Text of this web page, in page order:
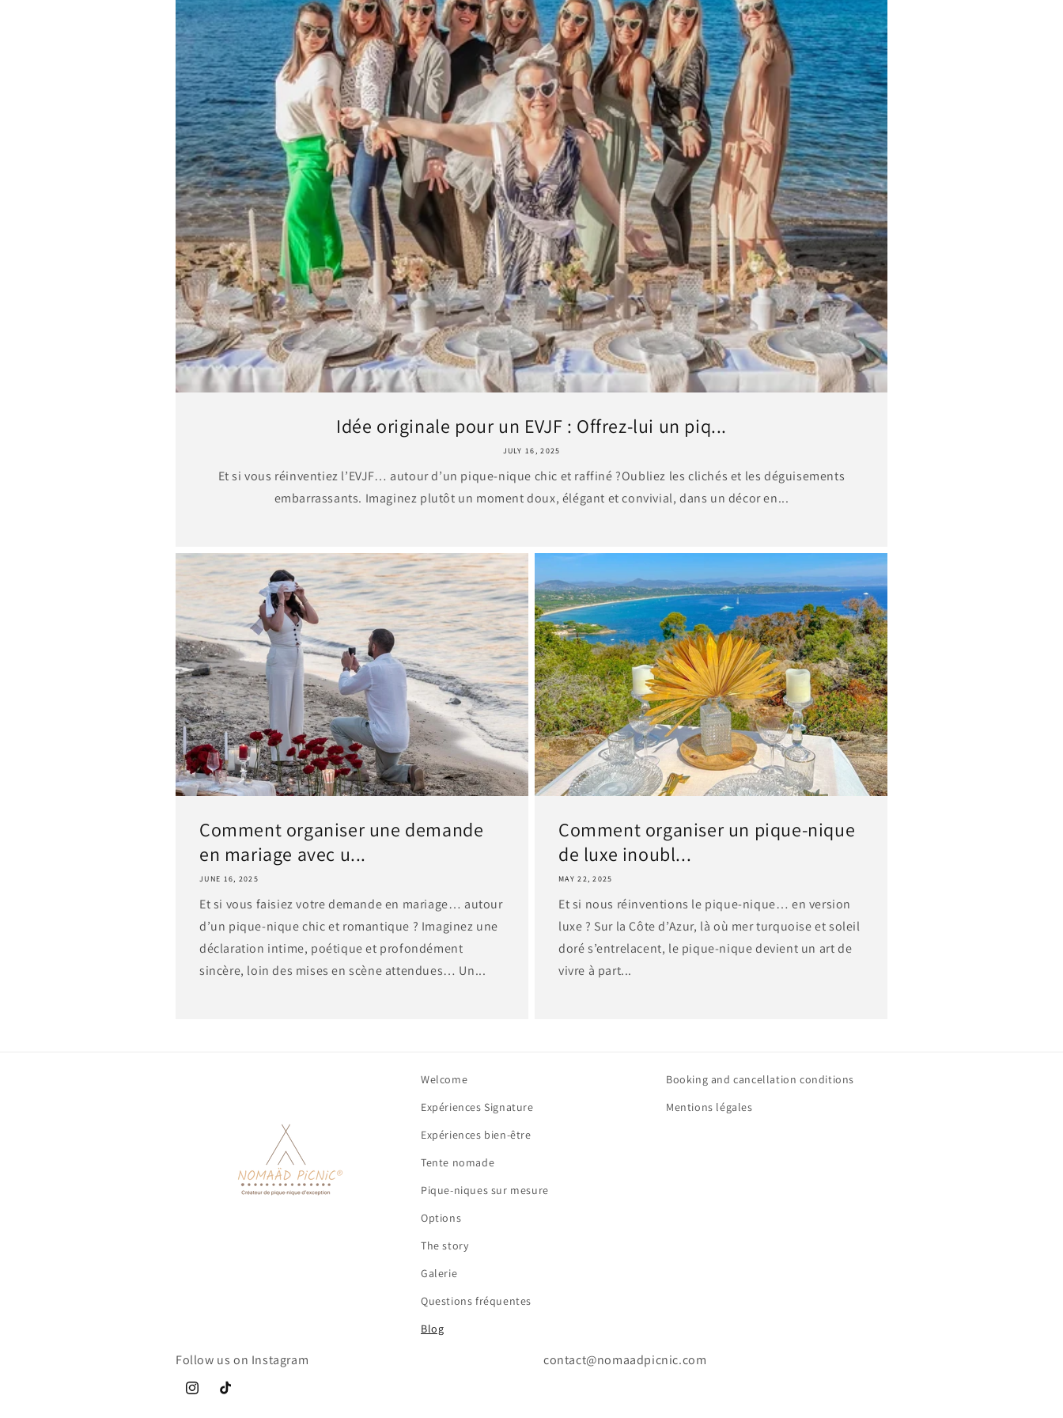
Idée originale pour un EVJF : Offrez-lui un piq...
JULY 16, 2025
Et si vous réinventiez l’EVJF… autour d’un pique-nique chic et raffiné ?Oubliez les clichés et les déguisements
embarrassants. Imaginez plutôt un moment doux, élégant et convivial, dans un décor en...
Comment organiser une demande
en mariage avec u...
JUNE 16, 2025
Et si vous faisiez votre demande en mariage… autour
d’un pique-nique chic et romantique ? Imaginez une
déclaration intime, poétique et profondément
sincère, loin des mises en scène attendues… Un...
Comment organiser un pique-nique
de luxe inoubl...
MAY 22, 2025
Et si nous réinventions le pique-nique… en version
luxe ? Sur la Côte d’Azur, là où mer turquoise et soleil
doré s’entrelacent, le pique-nique devient un art de
vivre à part...
Welcome
Expériences Signature
Expériences bien-être
Tente nomade
Pique-niques sur mesure
Options
The story
Galerie
Questions fréquentes
Blog
Booking and cancellation conditions
Mentions légales
Follow us on Instagram
InstagramTikTok
contact@nomaadpicnic.com